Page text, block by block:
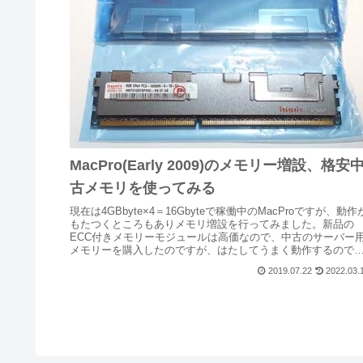
MacPro(Early 2009)のメモリー増設、格安中
古メモリを使ってみる
現在は4GBbyte×4＝16Gbyteで稼働中のMacProですが、動作
もたつくところもありメモリ増設を行ってみました。新品の
ECC付きメモリーモジュールは高価なので、中古のサーバー用
メモリーを購入したのですが、はたしてうまく動作するのでし
2019.07.22